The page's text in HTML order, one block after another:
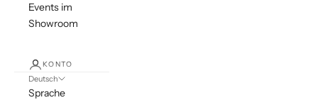
Events im
Showroom
KONTO
Deutsch
Sprache